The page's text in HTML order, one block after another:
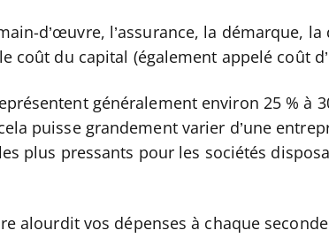
d’œuvre, l’assurance, la démarque,
coût du capital (également appelé coût
généralement environ 25 % à
puisse grandement varier d’une
plus pressants pour les sociétés
alourdit vos dépenses à chaque seconde